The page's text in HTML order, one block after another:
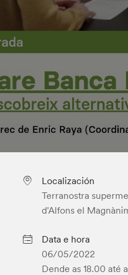
Localización
Terranostra
d'Alfons el
Data e hora
06/05/2022
Dende as 18.00 até